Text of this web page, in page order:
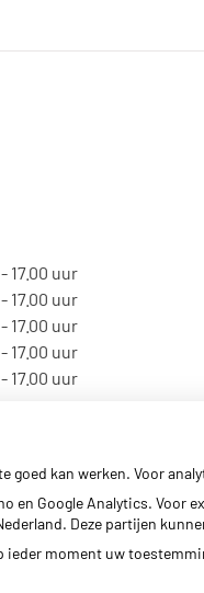
17.00 uur
17.00 uur
17.00 uur
17.00 uur
17.00 uur
goed kan werken. Voor
en Google Analytics. Voor
Deze partijen
moment uw